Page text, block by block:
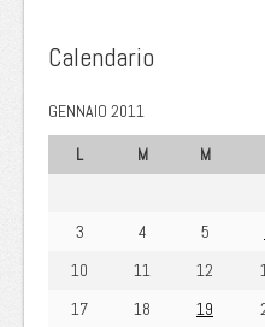
Calendario
GENNAIO 2011
L
M M
3
4 5
10
11 12
17
18 19